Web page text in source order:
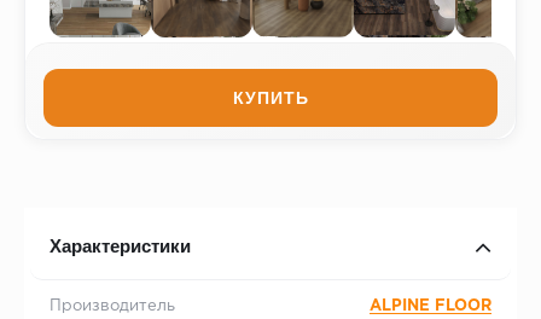
КУПИТЬ
Характеристики
Производитель ALPINE FLOOR